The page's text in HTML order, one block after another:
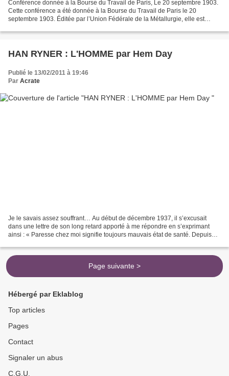
Conférence donnée à la Bourse du Travail de Paris, Le 20 septembre 1903.
Cette conférence a été donnée à la Bourse du Travail de Paris le 20
septembre 1903. Éditée par l’Union Fédérale de la Métallurgie, elle est
HAN RYNER : L'HOMME par Hem Day
Publié le 13/02/2011 à 19:46
Par Acrate
Je le savais assez souffrant… Au début de décembre 1937, il s’excusait
dans une lettre de son long retard apporté à me répondre en s’exprimant
ainsi : « Paresse chez moi signifie toujours mauvais état de santé. Depuis
Page suivante >
Hébergé par Eklablog
Top articles
Pages
Contact
Signaler un abus
C.G.U.